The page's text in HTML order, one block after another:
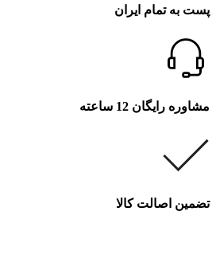
پست به تمام ایران
مشاوره رایگان 12 ساعته
تضمین اصالت کالا